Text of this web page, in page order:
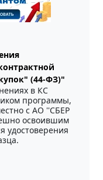
(44-ФЗ)"
в КС
программы,
с АО ''СБЕР
освоившим
удостоверения